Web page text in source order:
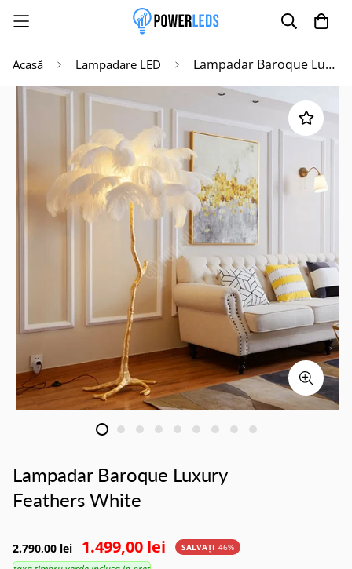
Acasă Lampadare LED Lampadar Baroque Luxury Feathers White
Lampadar Baroque Luxury
Feathers White
2.790,00 lei 1.499,00 lei SALVAȚI 46%
Activează notificările